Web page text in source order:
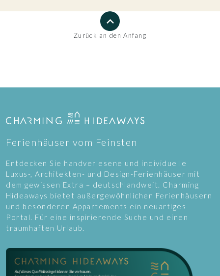
Zurück an den Anfang
Ferienhäuser vom Feinsten
Entdecken Sie handverlesene und individuelle
Luxus-, Architekten- und Design-Ferienhäuser mit
dem gewissen Extra – deutschlandweit. Charming
Hideaways bietet außergewöhnlichen Ferienhäusern
und besonderen Appartements ein neuartiges
Portal. Für eine inspirierende Suche und einen
traumhaften Urlaub.